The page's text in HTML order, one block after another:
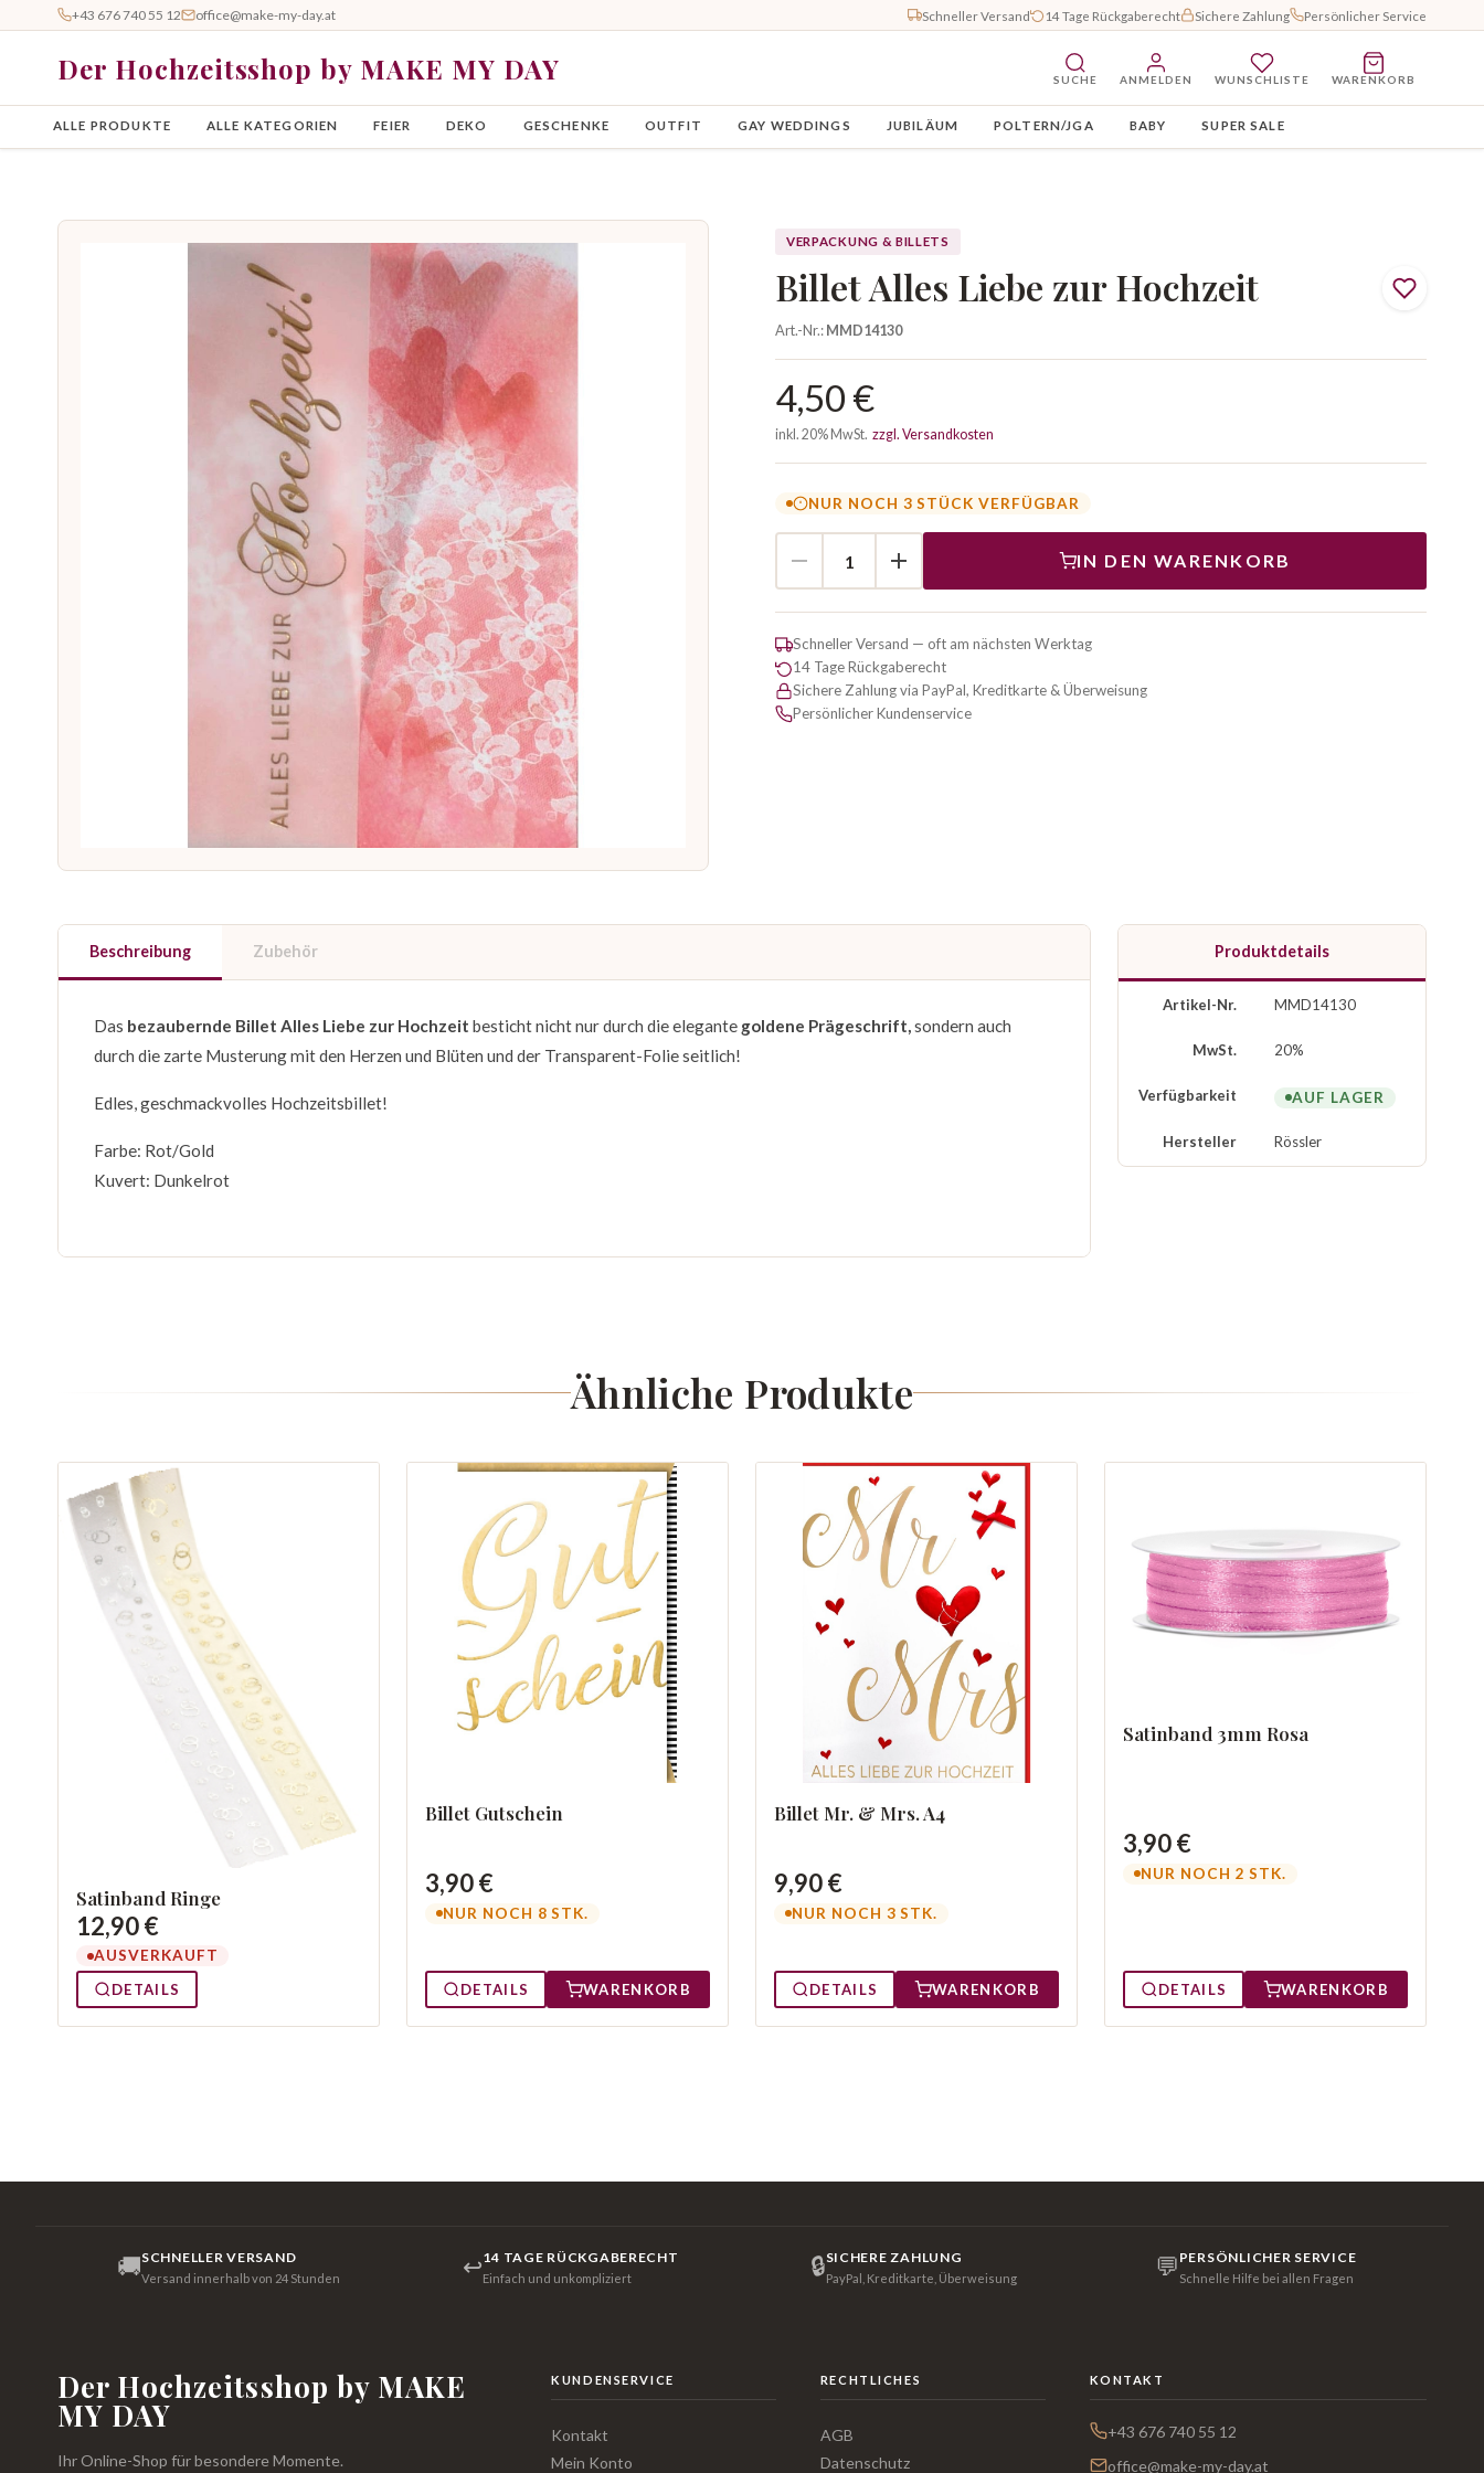
+43 676 740 55 12 office@make-my-day.at Schneller Versand 14 Tage Rückgaberecht Sichere Zahlung Persönlicher Service
Der Hochzeitsshop by MAKE MY DAY SUCHE ANMELDEN WUNSCHLISTE WARENKORB
ALLE PRODUKTE ALLE KATEGORIEN FEIER DEKO GESCHENKE OUTFIT GAY WEDDINGS JUBILÄUM POLTERN/JGA BABY SUPER SALE
VERPACKUNG & BILLETS
Billet Alles Liebe zur Hochzeit
Art.-Nr.:MMD14130
4,50 €
inkl. 20% MwSt. zzgl. Versandkosten
NUR NOCH 3 STÜCK VERFÜGBAR
IN DEN WARENKORB
Schneller Versand — oft am nächsten Werktag
14 Tage Rückgaberecht
Sichere Zahlung via PayPal, Kreditkarte & Überweisung
Persönlicher Kundenservice
Beschreibung Zubehör
Das bezaubernde Billet Alles Liebe zur Hochzeit besticht nicht nur durch die elegante goldene Prägeschrift,sondern auch
durch die zarte Musterung mit den Herzen und Blüten und der Transparent-Folie seitlich!
Edles, geschmackvolles Hochzeitsbillet!
Farbe: Rot/Gold
Kuvert: Dunkelrot
Produktdetails
Artikel-Nr. MMD14130
MwSt. 20%
Verfügbarkeit AUF LAGER
Hersteller Rössler
Ähnliche Produkte
Satinband Ringe
12,90 €
AUSVERKAUFT
DETAILS
Billet Gutschein
3,90 €
NUR NOCH 8 STK.
DETAILS WARENKORB
Billet Mr. & Mrs. A4
9,90 €
NUR NOCH 3 STK.
DETAILS WARENKORB
Satinband 3mm Rosa
3,90 €
NUR NOCH 2 STK.
DETAILS WARENKORB
🚚SCHNELLER VERSAND
Versand innerhalb von 24 Stunden ↩14 TAGE RÜCKGABERECHT
Einfach und unkompliziert 🔒SICHERE ZAHLUNG
PayPal, Kreditkarte, Überweisung 💬 PERSÖNLICHER SERVICE
Schnelle Hilfe bei allen Fragen
Der Hochzeitsshop by MAKE
MY DAY
Ihr Online-Shop für besondere Momente.
KUNDENSERVICE
Kontakt
Mein Konto
RECHTLICHES
AGB
Datenschutz
KONTAKT
+43 676 740 55 12
office@make-my-day.at